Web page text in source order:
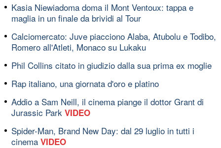
Kasia Niewiadoma doma il Mont Ventoux: tappa e
maglia in un finale da brividi al Tour
Calciomercato: Juve piacciono Alaba, Atubolu e Todibo,
Romero all'Atleti, Monaco su Lukaku
Phil Collins citato in giudizio dalla sua prima ex moglie
Rap italiano, una giornata d'oro e platino
Addio a Sam Neill, il cinema piange il dottor Grant di
Jurassic Park VIDEO
Spider-Man, Brand New Day: dal 29 luglio in tutti i
cinema VIDEO